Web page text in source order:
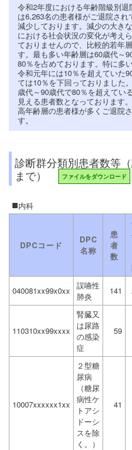
令和2年度における年齢階級別
は6,263名の患者様がご退院さ
減少しております。減少の大き
における社会状況の変化が考え
ておりませんので、比較的若年
す。最も多い年齢層は60歳代～
80％を占めております。特に多
令和元年には10％を超えていた
ては10％を下回っておりました
歳代～90歳代で80％を超えてい
見える患者数となっております
高年齢層の患者様が多くご退院
す。
診断群分類別患者数等
まで）
ファイルをダウンロード
内科
DPCコード
DPC
名称
患
者
数
040081xx99x0xx
誤嚥性
肺炎
141
110310xx99xxxx
腎臓又
は尿路
の感染
症
59
10007xxxxxx1xx
２型糖
尿病
（糖尿
病性ケ
トアシ
ドーシ
スを除
く。）
41